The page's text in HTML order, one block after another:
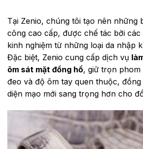
Tại Zenio, chúng tôi tạo nên những
công cao cấp, được chế tác bởi các
kinh nghiệm từ những loại da nhập
Đặc biệt, Zenio cung cấp dịch vụ
ôm sát mặt đồng hồ, giữ trọn phom
đeo và độ ôm tay quen thuộc,
diện mạo mới sang trọng hơn cho